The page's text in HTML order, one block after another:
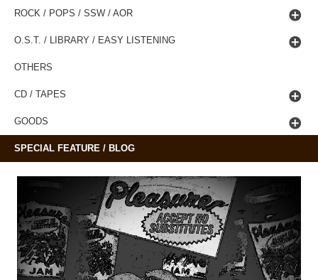
ROCK / POPS / SSW / AOR
O.S.T. / LIBRARY / EASY LISTENING
OTHERS
CD / TAPES
GOODS
SPECIAL FEATURE / BLOG